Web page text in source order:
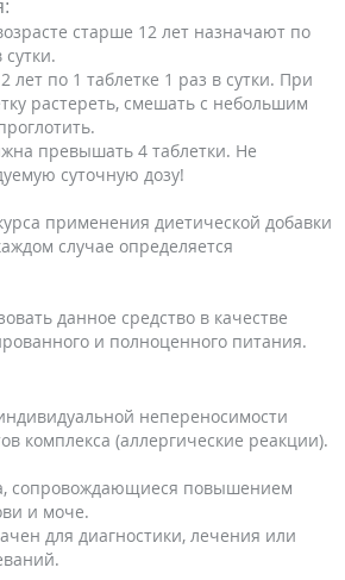
старше 12 лет назначают по
лет по 1 таблетке 1 раз в сутки. При
растереть, смешать с небольшим
превышать 4 таблетки. Не
суточную дозу!
применения диетической добавки
случае определяется
данное средство в качестве
и полноценного питания.
непереносимости
комплекса (аллергические реакции).
сопровождающиеся повышением
и моче.
для диагностики, лечения или